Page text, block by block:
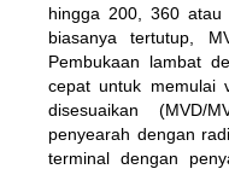
hingga 200, 360
biasanya tertutup,
Pembukaan lambat
cepat untuk memulai
disesuaikan (MVD/
penyearah dengan
terminal dengan